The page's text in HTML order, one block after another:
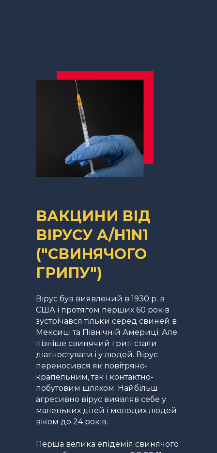
Вірус був виявлений в 1930 р. в
США і протягом перших 60 років
зустрічався тільки серед свиней в
Мексиці та Північній Америці. Але
пізніше свинячий грип стали
діагностувати і у людей. Вірус
переносився як повітряно-
крапельним, так і контактно-
побутовим шляхом. Найбільш
агресивно вірус виявляв себе у
маленьких дітей і молодих людей
віком до 24 років.
Перша велика епідемія свинячого
ВАКЦИНИ ВІД
ВІРУСУ A/H1N1
("СВИНЯЧОГО
ГРИПУ")